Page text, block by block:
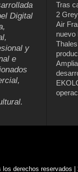
Digital
y
e
Tras
2
Air
nuevo
derechos reservados |